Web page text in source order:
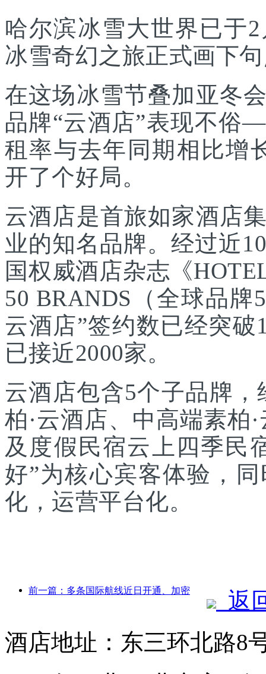
哈尔滨冰雪大世界已于
冰雪奇幻之旅正式画下
在这场冰雪节叠加亚冬
品牌“云酒店”表现不俗
租率与去年同期相比增
开了个好局。
云酒店是首旅如家酒店
业的知名品牌。经过近
国权威酒店杂志《
50 BRANDS（全球品牌
云酒店”签约数已经突破
已接近2000家。
云酒店包含5个子品牌
柏·云酒店、中高端素柏
及度假民宿云上四季民
好”为核心宾客体验，
化，运营平台化。
前一篇：多条国际航线近日开通、加密
返
酒店地址：东三环北路8